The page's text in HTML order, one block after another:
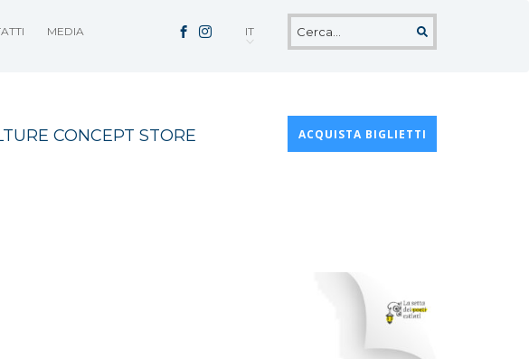
MEDIA IT
CONCEPT STORE
ACQUISTA BIGLIETTI